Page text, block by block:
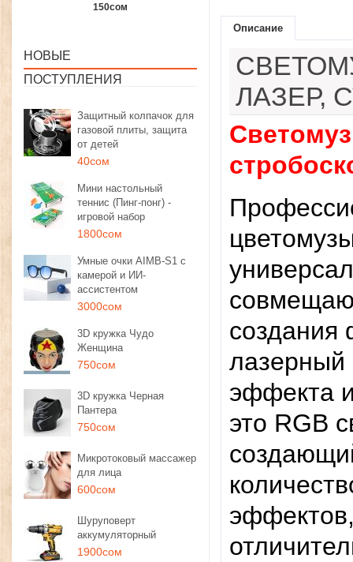
1350сом 1190сом
НОВЫЕ
ПОСТУПЛЕНИЯ
Защитный колпачок для
газовой плиты, защита
от детей
40сом
Мини настольный
теннис (Пинг-понг) -
игровой набор
1800сом
Умные очки AIMB-S1 с
камерой и ИИ-
ассистентом
3000сом
3D кружка Чудо
Женщина
750сом
3D кружка Черная
Пантера
750сом
Микротоковый массажер
для лица
600сом
Шуруповерт
аккумуляторный
1900сом
Описание
ЛАЗЕР,
создания
лазерный
эффекта
это RGB